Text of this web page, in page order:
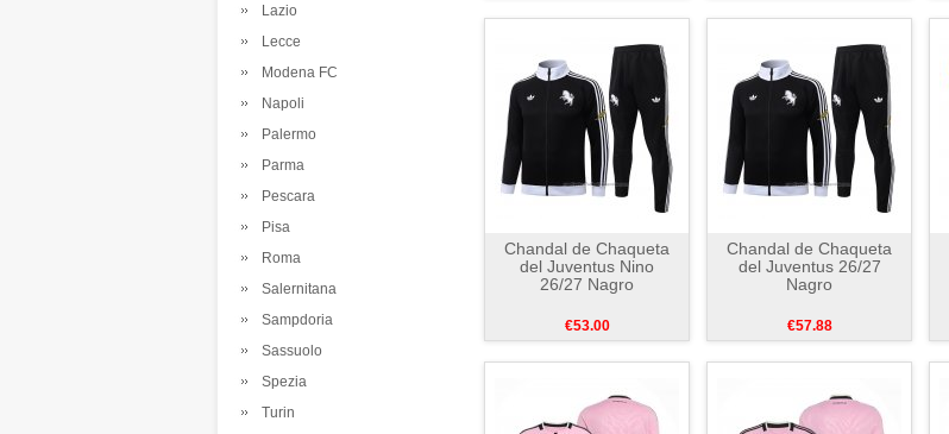
Lazio
Lecce
Modena FC
Napoli
Palermo
Parma
Pescara
Pisa
Roma
Salernitana
Sampdoria
Sassuolo
Spezia
Turin
Chandal de Chaqueta
del Juventus Nino
26/27 Nagro
€53.00
Chandal de Chaqueta
del Juventus 26/27
Nagro
€57.88